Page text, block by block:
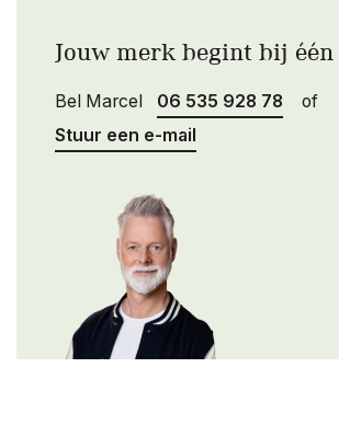
Jouw merk begint bij één
Bel Marcel 06 535 928 78
of
Stuur een e-mail